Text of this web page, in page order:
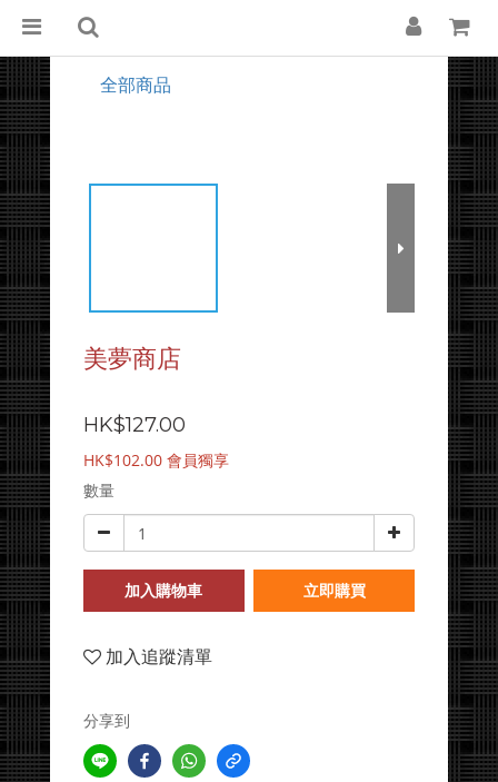
全部商品
美夢商店
HK$127.00
HK$102.00 會員獨享
數量
加入購物車 立即購買
加入追蹤清單
分享到